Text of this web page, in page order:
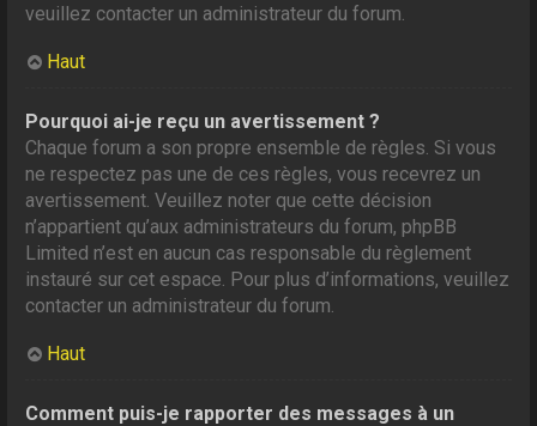
veuillez contacter un administrateur du forum.
Haut
Pourquoi ai-je reçu un avertissement ?
Chaque forum a son propre ensemble de règles. Si vous
ne respectez pas une de ces règles, vous recevrez un
avertissement. Veuillez noter que cette décision
n’appartient qu’aux administrateurs du forum, phpBB
Limited n’est en aucun cas responsable du règlement
instauré sur cet espace. Pour plus d’informations, veuillez
contacter un administrateur du forum.
Haut
Comment puis-je rapporter des messages à un